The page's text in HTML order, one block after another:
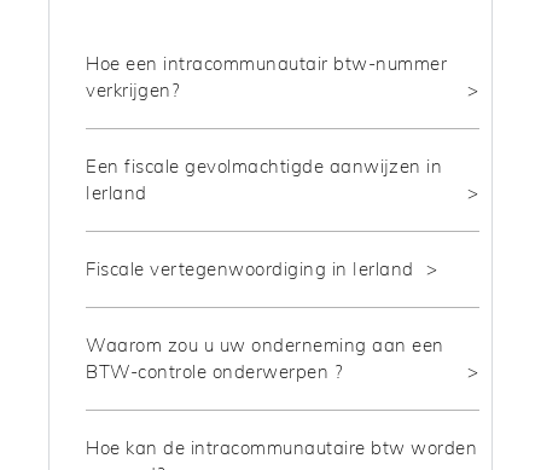
Hoe een intracommunautair btw-nummer
verkrijgen?
Een fiscale gevolmachtigde aanwijzen in
Ierland
Fiscale vertegenwoordiging in Ierland
Waarom zou u uw onderneming aan een
BTW-controle onderwerpen ?
Hoe kan de intracommunautaire btw worden